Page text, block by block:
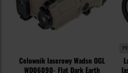
Celownik laserowy Wadsn OGL
WD06090- Flat Dark Earth